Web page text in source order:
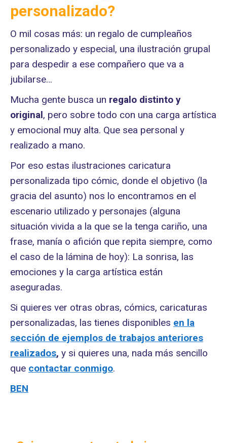
personalizado?
O mil cosas más: un regalo de cumpleaños
personalizado y especial, una ilustración grupal
para despedir a ese compañero que va a
jubilarse…
Mucha gente busca un regalo distinto y
original, pero sobre todo con una carga artística
y emocional muy alta. Que sea personal y
realizado a mano.
Por eso estas ilustraciones caricatura
personalizada tipo cómic, donde el objetivo (la
gracia del asunto) nos lo encontramos en el
escenario utilizado y personajes (alguna
situación vivida a la que se la tenga cariño, una
frase, manía o afición que repita siempre, como
el caso de la lámina de hoy): La sonrisa, las
emociones y la carga artística están
aseguradas.
Si quieres ver otras obras, cómics, caricaturas
personalizadas, las tienes disponibles en la
sección de ejemplos de trabajos anteriores
realizados, y si quieres una, nada más sencillo
que contactar conmigo.
BEN